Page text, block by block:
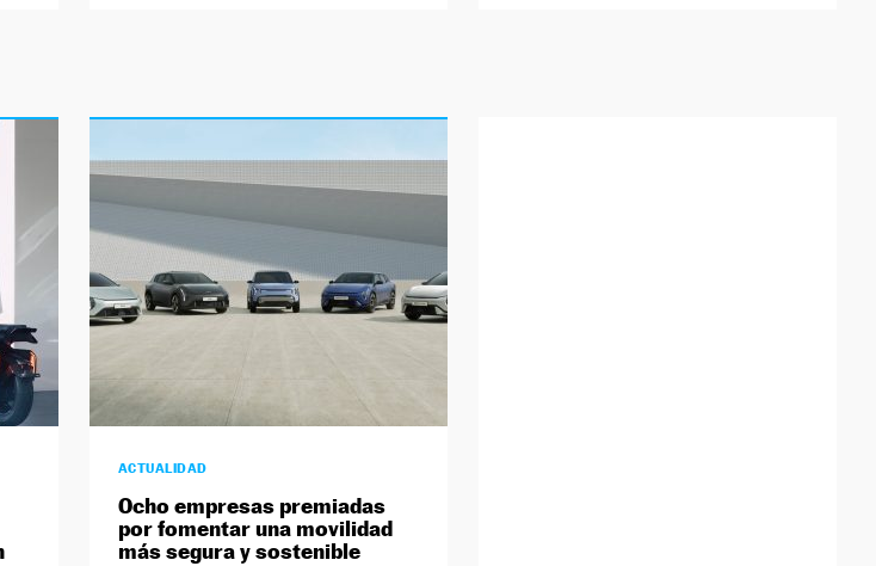
ACTUALIDAD
Ocho empresas premiadas
por fomentar una movilidad
más segura y sostenible